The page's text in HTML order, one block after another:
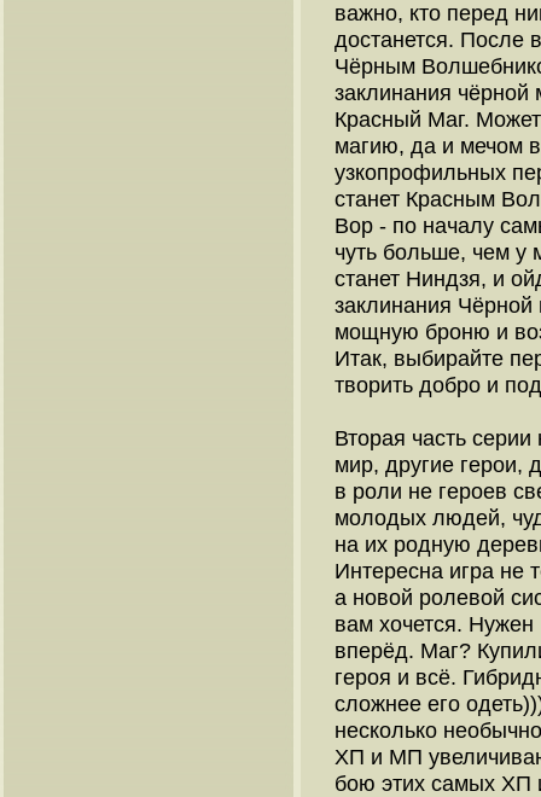
важно, кто перед
достанется. После
Чёрным
заклинания чёрной
Красный Маг.
магию, да и мечом
узкопрофильных
станет Красным
Вор - по началу
чуть больше, чем у
станет Ниндзя, и
заклинания
мощную броню и
Итак, выбирайте
творить добро и
Вторая часть серии
мир, другие герои,
в роли не героев
молодых людей,
на их родную
Интересна игра не
а новой ролевой
вам хочется.
вперёд. Маг?
героя и всё.
сложнее его
несколько
ХП и МП
бою этих самых ХП